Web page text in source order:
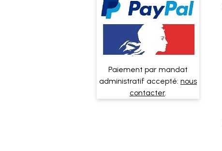
Paiement par mandat
administratif accepté: nous
contacter.